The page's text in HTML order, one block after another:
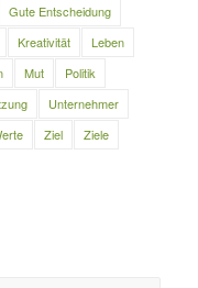
Gute Entscheidung
Kreativität
Leben
Mut
Politik
Unternehmer
Ziel Ziele